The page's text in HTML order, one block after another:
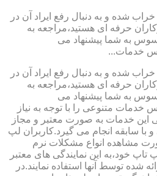
شده و به دنبال رفع ایراد آن در
حرفه ای هستید،مراجعه به
به شما پیشنهاد می
خدمات...
شده و به دنبال رفع ایراد آن در
حرفه ای هستید،مراجعه به
به شما پیشنهاد می
خدمات متنوعی را با توجه به نیاز
این خدمات به صورت معتبر و مجاز
سابقه انجام می گیرد.کاربران لپ
مشاهده انواع مشکلات نرم
خود،به این نمایندگی های معتبر
شده توسط آنها استفاده نمایند.در